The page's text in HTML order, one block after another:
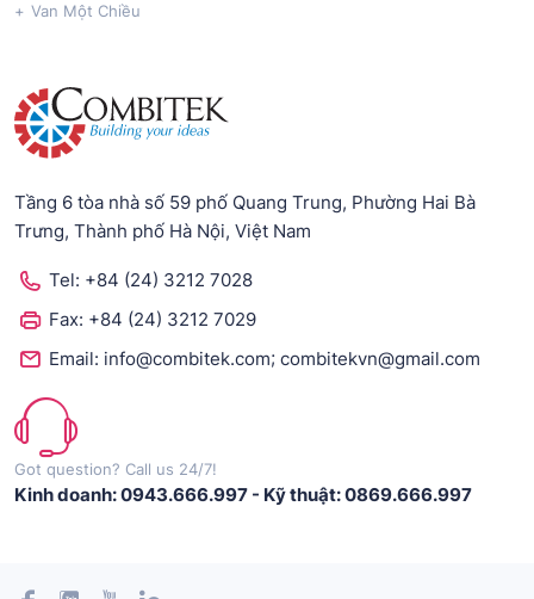
Van Một Chiều
Tầng 6 tòa nhà số 59 phố Quang Trung, Phường Hai Bà
Trưng, Thành phố Hà Nội, Việt Nam
Tel: +84 (24) 3212 7028
Fax: +84 (24) 3212 7029
Email: info@combitek.com; combitekvn@gmail.com
Got question? Call us 24/7!
Kinh doanh: 0943.666.997 - Kỹ thuật: 0869.666.997